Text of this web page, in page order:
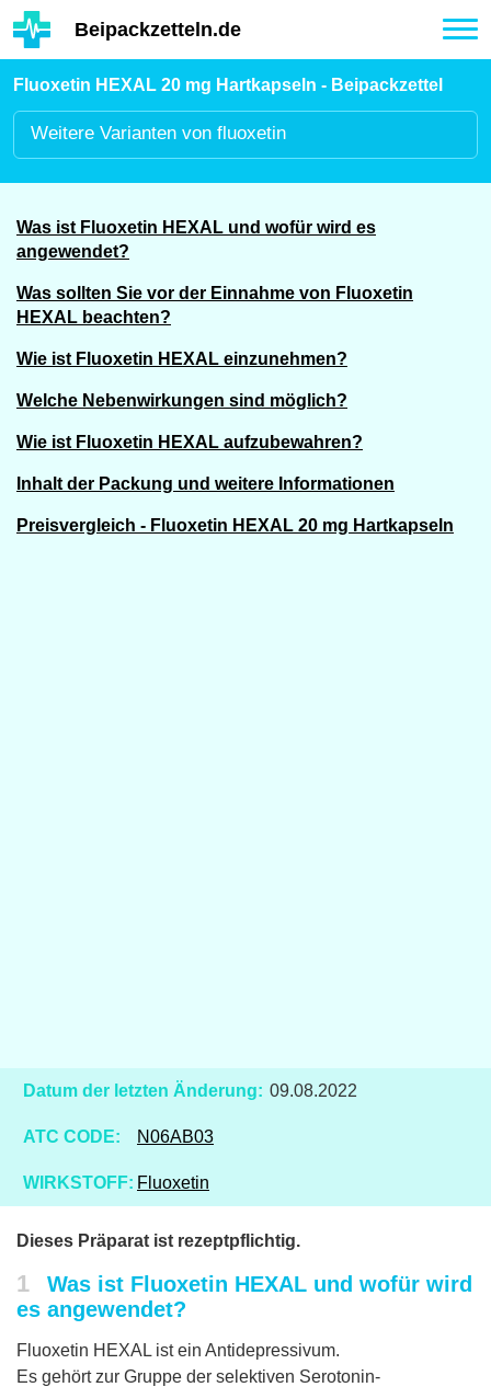
Hauptinhalt
Beipackzetteln.de
Fluoxetin HEXAL 20 mg Hartkapseln - Beipackzettel
Weitere Varianten von fluoxetin
Was ist Fluoxetin HEXAL und wofür wird es
angewendet?
Was sollten Sie vor der Einnahme von Fluoxetin
HEXAL beachten?
Wie ist Fluoxetin HEXAL einzunehmen?
Welche Nebenwirkungen sind möglich?
Wie ist Fluoxetin HEXAL aufzubewahren?
Inhalt der Packung und weitere Informationen
Preisvergleich - Fluoxetin HEXAL 20 mg Hartkapseln
Datum der letzten Änderung: 09.08.2022
ATC CODE: N06AB03
WIRKSTOFF: Fluoxetin
Dieses Präparat ist rezeptpflichtig.
1
Was ist Fluoxetin HEXAL und wofür wird
es angewendet?
Fluoxetin HEXAL ist ein Antidepressivum.
Es gehört zur Gruppe der selektiven Serotonin-